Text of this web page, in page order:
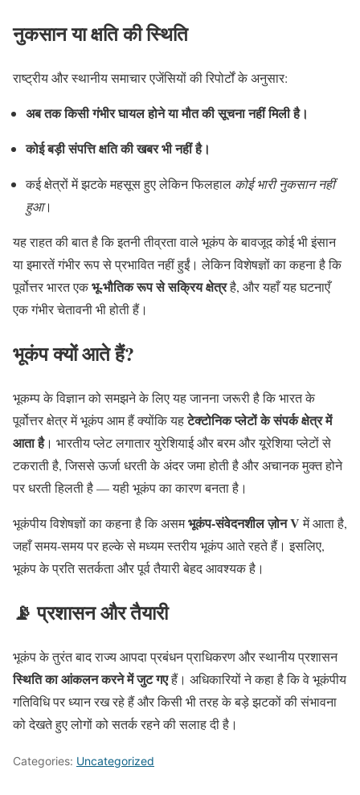
नुकसान या क्षति की स्थिति
राष्ट्रीय और स्थानीय समाचार एजेंसियों की रिपोर्टों के अनुसार:
अब तक किसी गंभीर घायल होने या मौत की सूचना नहीं मिली है।
कोई बड़ी संपत्ति क्षति की खबर भी नहीं है।
कई क्षेत्रों में झटके महसूस हुए लेकिन फिलहाल कोई भारी नुकसान नहीं
हुआ।
यह राहत की बात है कि इतनी तीव्रता वाले भूकंप के बावजूद कोई भी इंसान
या इमारतें गंभीर रूप से प्रभावित नहीं हुईं। लेकिन विशेषज्ञों का कहना है कि
पूर्वोत्तर भारत एकभू-भौतिक रूप से सक्रिय क्षेत्रहै, और यहाँ यह घटनाएँ
एक गंभीर चेतावनी भी होती हैं।
भूकंप क्यों आते हैं?
भूकम्प के विज्ञान को समझने के लिए यह जानना जरूरी है कि भारत के
पूर्वोत्तर क्षेत्र में भूकंप आम हैं क्योंकि यहटेक्टोनिक प्लेटों के संपर्क क्षेत्र में
आता है। भारतीय प्लेट लगातार युरेशियाई और बरम और यूरेशिया प्लेटों से
टकराती है, जिससे ऊर्जा धरती के अंदर जमा होती है और अचानक मुक्त होने
पर धरती हिलती है — यही भूकंप का कारण बनता है।
भूकंपीय विशेषज्ञों का कहना है कि असमभूकंप-संवेदनशील ज़ोन Vमें आता है,
जहाँ समय-समय पर हल्के से मध्यम स्तरीय भूकंप आते रहते हैं। इसलिए,
भूकंप के प्रति सतर्कता और पूर्व तैयारी बेहद आवश्यक है।
📡 प्रशासन और तैयारी
भूकंप के तुरंत बाद राज्य आपदा प्रबंधन प्राधिकरण और स्थानीय प्रशासन
स्थिति का आंकलन करने में जुट गएहैं। अधिकारियों ने कहा है कि वे भूकंपीय
गतिविधि पर ध्यान रख रहे हैं और किसी भी तरह के बड़े झटकों की संभावना
को देखते हुए लोगों को सतर्क रहने की सलाह दी है।
Categories: Uncategorized